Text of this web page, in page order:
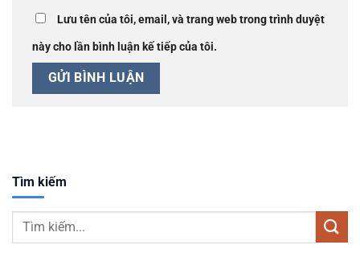
Lưu tên của tôi, email, và trang web trong trình duyệt
này cho lần bình luận kế tiếp của tôi.
Tìm kiếm